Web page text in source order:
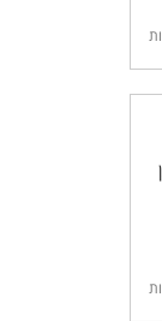
בן